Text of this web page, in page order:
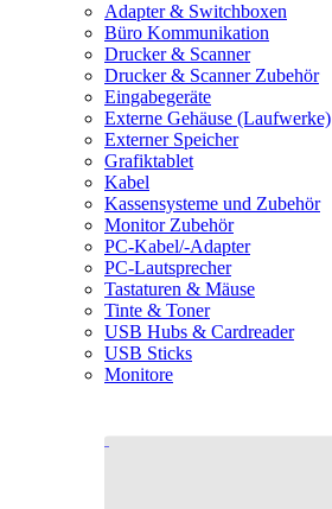
Adapter & Switchboxen
Büro Kommunikation
Drucker & Scanner
Drucker & Scanner Zubehör
Eingabegeräte
Externe Gehäuse (Laufwerke)
Externer Speicher
Grafiktablet
Kabel
Kassensysteme und Zubehör
Monitor Zubehör
PC-Kabel/-Adapter
PC-Lautsprecher
Tastaturen & Mäuse
Tinte & Toner
USB Hubs & Cardreader
USB Sticks
Monitore